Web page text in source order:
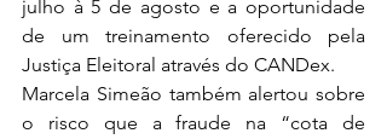
julho à 5 de agosto e a oportunidade
de um treinamento oferecido pela
Justiça Eleitoral através do CANDex.
Marcela Simeão também alertou sobre
o risco que a fraude na “cota de